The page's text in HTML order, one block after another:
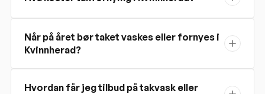
Når på året bør taket vaskes eller fornyes i
Kvinnherad?
Hvordan får jeg tilbud på takvask eller